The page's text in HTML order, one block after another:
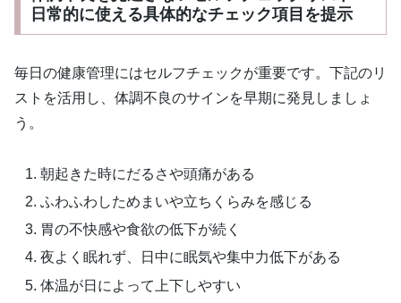
日常的に使える具体的なチェック項目を提示
毎日の健康管理にはセルフチェックが重要です。下記のリ
ストを活用し、体調不良のサインを早期に発見しましょ
う。
朝起きた時にだるさや頭痛がある
ふわふわしためまいや立ちくらみを感じる
胃の不快感や食欲の低下が続く
夜よく眠れず、日中に眠気や集中力低下がある
体温が日によって上下しやすい